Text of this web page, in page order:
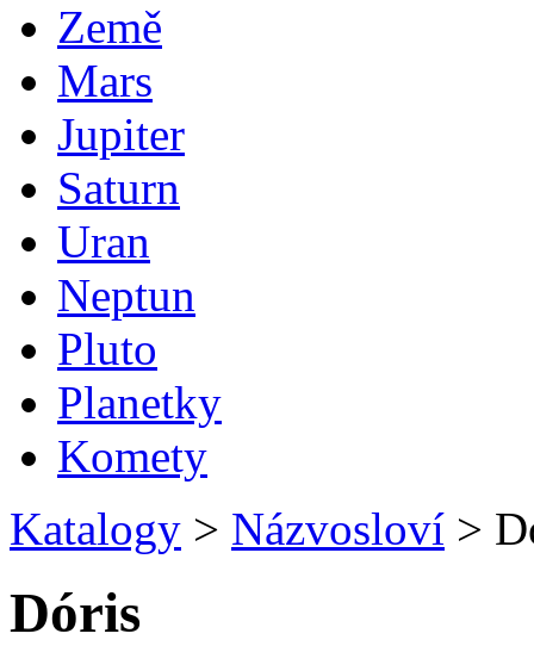
Země
Mars
Jupiter
Saturn
Uran
Neptun
Pluto
Planetky
Komety
Katalogy > Názvosloví >
Dóris